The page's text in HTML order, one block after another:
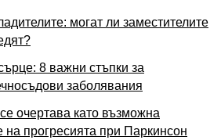
могат ли заместителите
8 важни стъпки за
заболявания
очертава като възможна
прогресията при Паркинсон